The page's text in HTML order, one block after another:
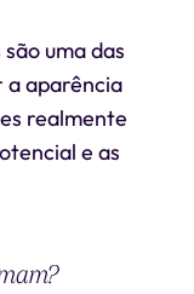
uma das
a aparência
realmente
e as